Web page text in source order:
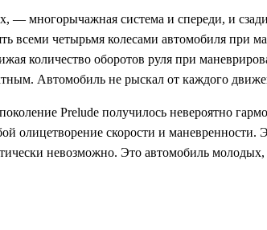
— многорычажная система и спереди, и
всеми четырьмя колесами автомобиля при
количество оборотов руля при
Автомобиль не рыскал от каждого
Prelude получилось невероятно
олицетворение скорости и
невозможно. Это автомобиль